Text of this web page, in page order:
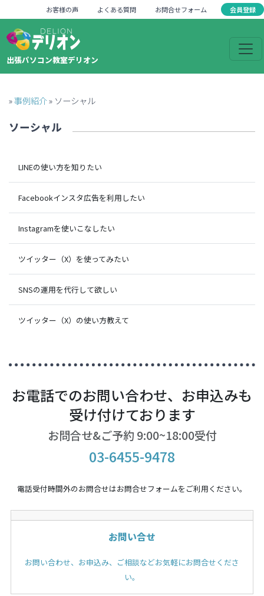
お客様の声 よくある質問 お問合せフォーム 会員登録
出張パソコン教室デリオン
»事例紹介» ソーシャル
ソーシャル
LINEの使い方を知りたい
Facebookインスタ広告を利用したい
Instagramを使いこなしたい
ツイッター（X）を使ってみたい
SNSの運用を代行して欲しい
ツイッター（X）の使い方教えて
お電話でのお問い合わせ、お申込みも
受け付けております
お問合せ&ご予約 9:00~18:00受付
03-6455-9478
電話受付時間外のお問合せはお問合せフォームをご利用ください。
お問い合せ
お問い合わせ、お申込み、ご相談などお気軽にお問合せくださ
い。